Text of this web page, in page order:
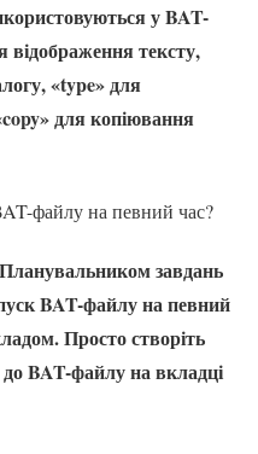
у BAT-
тексту,
«type» для
для копіювання
файлу на певний час?
завдань
BAT-файлу на певний
Просто створіть
BAT-файлу на вкладці